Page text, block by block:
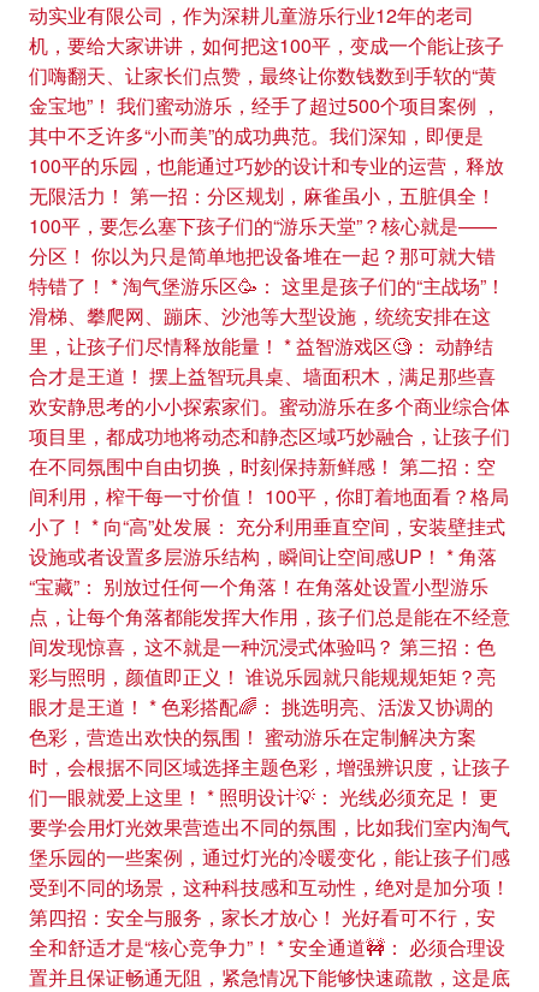
动实业有限公司，作为深耕儿童游乐行业12年的老司
机，要给大家讲讲，如何把这100平，变成一个能让孩子
们嗨翻天、让家长们点赞，最终让你数钱数到手软的“黄
金宝地”！ 我们蜜动游乐，经手了超过500个项目案例 ，
其中不乏许多“小而美”的成功典范。我们深知，即便是
100平的乐园，也能通过巧妙的设计和专业的运营，释放
无限活力！ 第一招：分区规划，麻雀虽小，五脏俱全！
100平，要怎么塞下孩子们的“游乐天堂”？核心就是——
分区！ 你以为只是简单地把设备堆在一起？那可就大错
特错了！ * 淘气堡游乐区🥳： 这里是孩子们的“主战场”！
滑梯、攀爬网、蹦床、沙池等大型设施，统统安排在这
里，让孩子们尽情释放能量！ * 益智游戏区🧐： 动静结
合才是王道！ 摆上益智玩具桌、墙面积木，满足那些喜
欢安静思考的小小探索家们。蜜动游乐在多个商业综合体
项目里，都成功地将动态和静态区域巧妙融合，让孩子们
在不同氛围中自由切换，时刻保持新鲜感！ 第二招：空
间利用，榨干每一寸价值！ 100平，你盯着地面看？格局
小了！ * 向“高”处发展： 充分利用垂直空间，安装壁挂式
设施或者设置多层游乐结构，瞬间让空间感UP！ * 角落
“宝藏”： 别放过任何一个角落！在角落处设置小型游乐
点，让每个角落都能发挥大作用，孩子们总是能在不经意
间发现惊喜，这不就是一种沉浸式体验吗？ 第三招：色
彩与照明，颜值即正义！ 谁说乐园就只能规规矩矩？亮
眼才是王道！ * 色彩搭配🌈： 挑选明亮、活泼又协调的
色彩，营造出欢快的氛围！ 蜜动游乐在定制解决方案
时，会根据不同区域选择主题色彩，增强辨识度，让孩子
们一眼就爱上这里！ * 照明设计💡： 光线必须充足！ 更
要学会用灯光效果营造出不同的氛围，比如我们室内淘气
堡乐园的一些案例，通过灯光的冷暖变化，能让孩子们感
受到不同的场景，这种科技感和互动性，绝对是加分项！
第四招：安全与服务，家长才放心！ 光好看可不行，安
全和舒适才是“核心竞争力”！ * 安全通道🚧： 必须合理设
置并且保证畅通无阻，紧急情况下能够快速疏散，这是底